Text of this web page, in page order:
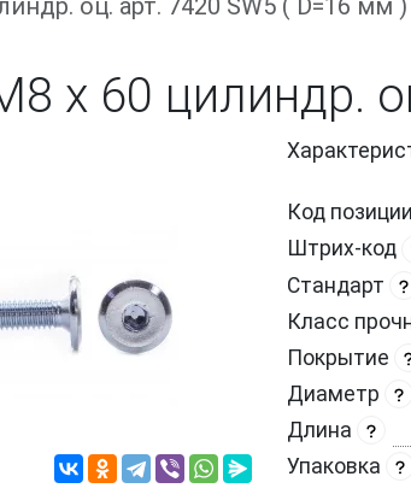
оц. арт. 7420 SW5 ( D=16 мм )
x 60 цилиндр.
Код позиции
Штрих-код
Стандарт
Класс
Покрытие
Диаметр
Длина
Упаковка